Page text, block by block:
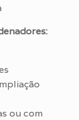
ou com